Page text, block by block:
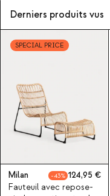
Derniers produits vus
SPECIAL PRICE
Milan 43
124,95
Fauteuil avec repose-